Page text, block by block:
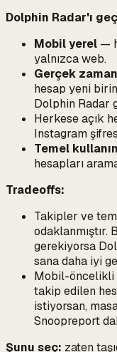
Dolphin Radar'ı
Mobil yerel —
yalnızca web.
Gerçek
hesap yeni
Dolphin Radar
Herkese açık
Instagram
Temel
hesapları
Tradeoffs:
Takipler ve
gerekiyorsa
sana daha iyi
Mobil-öncelikli
takip edilen
istiyorsan,
Snoopreport
Şunu seç: zaten